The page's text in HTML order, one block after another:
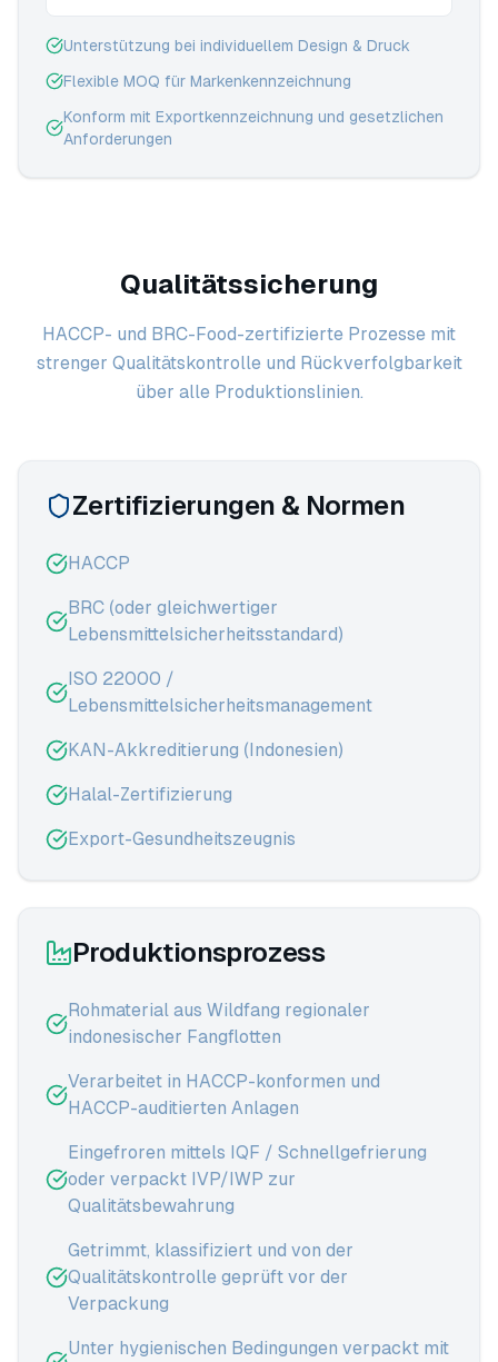
Unterstützung bei individuellem Design & Druck
Flexible MOQ für Markenkennzeichnung
Konform mit Exportkennzeichnung und gesetzlichen
Anforderungen
Qualitätssicherung
HACCP- und BRC-Food-zertifizierte Prozesse mit
strenger Qualitätskontrolle und Rückverfolgbarkeit
über alle Produktionslinien.
Zertifizierungen & Normen
HACCP
BRC (oder gleichwertiger
Lebensmittelsicherheitsstandard)
ISO 22000 /
Lebensmittelsicherheitsmanagement
KAN-Akkreditierung (Indonesien)
Halal-Zertifizierung
Export-Gesundheitszeugnis
Produktionsprozess
Rohmaterial aus Wildfang regionaler
indonesischer Fangflotten
Verarbeitet in HACCP-konformen und
HACCP-auditierten Anlagen
Eingefroren mittels IQF / Schnellgefrierung
oder verpackt IVP/IWP zur
Qualitätsbewahrung
Getrimmt, klassifiziert und von der
Qualitätskontrolle geprüft vor der
Verpackung
Unter hygienischen Bedingungen verpackt mit